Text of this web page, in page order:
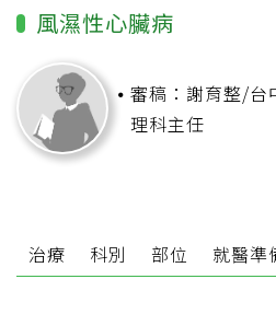
風濕性心臟病
審稿：謝育整/台
理科主任
治療 科別 部位 就醫準